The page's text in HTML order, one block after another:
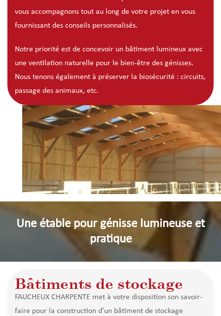
vous accompagnons tout au long de votre projet en vous
fournissant des conseils personnalisés.
Notre priorité est de concevoir un bâtiment lumineux avec
une ventilation naturelle pour le bien-être des génisses.
Nous tenons également à préserver la biosécurité : circuits,
passage des animaux, etc.
Une étable pour génisse lumineuse et
pratique
Bâtiments de stockage
FAUCHEUX CHARPENTE met à votre disposition son savoir-
faire pour la construction d’un bâtiment de stockage